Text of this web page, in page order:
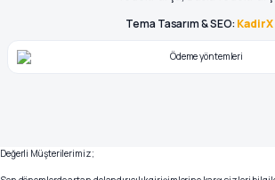
Tema Tasarım & SEO: KadirX
Değerli Müşterilerimiz;